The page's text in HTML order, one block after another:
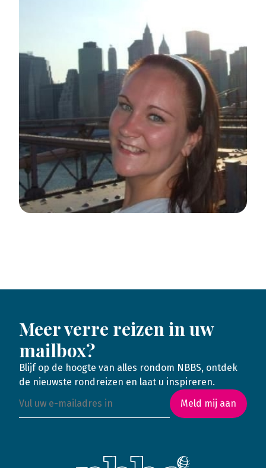
Meer verre reizen in uw
mailbox?
Blijf op de hoogte van alles rondom NBBS, ontdek
de nieuwste rondreizen en laat u inspireren.
Meld mij aan